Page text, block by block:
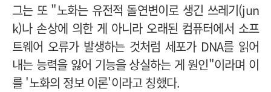
그는 또 "노화는 유전적 돌연변이로 생긴 쓰레기(jun
k)나 손상에 의한 게 아니라 오래된 컴퓨터에서 소프
트웨어 오류가 발생하는 것처럼 세포가 DNA를 읽어
내는 능력을 잃어 기능을 상실하는 게 원인"이라며 이
를 '노화의 정보 이론'이라고 칭했다.